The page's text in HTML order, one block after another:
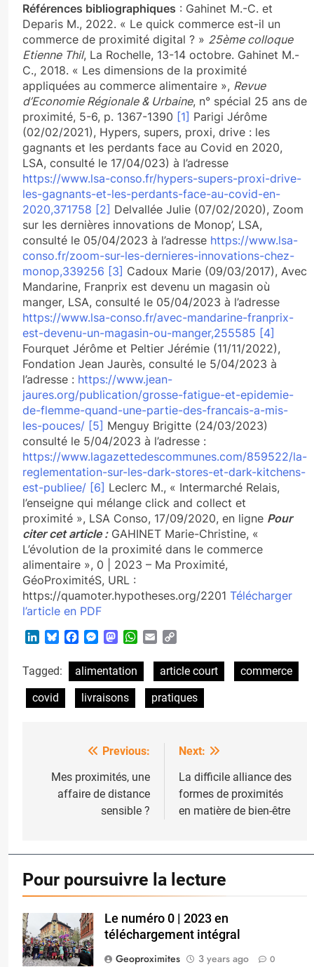
Références bibliographiques : Gahinet M.-C. et
Deparis M., 2022. « Le quick commerce est-il un
commerce de proximité digital ? » 25ème colloque
Etienne Thil, La Rochelle, 13-14 octobre. Gahinet M.-
C., 2018. « Les dimensions de la proximité
appliquées au commerce alimentaire », Revue
d’Economie Régionale & Urbaine, n° spécial 25 ans de
proximité, 5-6, p. 1367-1390 [1] Parigi Jérôme
(02/02/2021), Hypers, supers, proxi, drive : les
gagnants et les perdants face au Covid en 2020,
LSA, consulté le 17/04/023) à l’adresse
https://www.lsa-conso.fr/hypers-supers-proxi-drive-
les-gagnants-et-les-perdants-face-au-covid-en-
2020,371758 [2] Delvallée Julie (07/02/2020), Zoom
sur les dernières innovations de Monop’, LSA,
consulté le 05/04/2023 à l’adresse https://www.lsa-
conso.fr/zoom-sur-les-dernieres-innovations-chez-
monop,339256 [3] Cadoux Marie (09/03/2017), Avec
Mandarine, Franprix est devenu un magasin où
manger, LSA, consulté le 05/04/2023 à l’adresse
https://www.lsa-conso.fr/avec-mandarine-franprix-
est-devenu-un-magasin-ou-manger,255585 [4]
Fourquet Jérôme et Peltier Jérémie (11/11/2022),
Fondation Jean Jaurès, consulté le 5/04/2023 à
l’adresse : https://www.jean-
jaures.org/publication/grosse-fatigue-et-epidemie-
de-flemme-quand-une-partie-des-francais-a-mis-
les-pouces/ [5] Menguy Brigitte (24/03/2023)
consulté le 5/04/2023 à l’adresse :
https://www.lagazettedescommunes.com/859522/la-
reglementation-sur-les-dark-stores-et-dark-kitchens-
est-publiee/ [6] Leclerc M., « Intermarché Relais,
l’enseigne qui mélange click and collect et
proximité », LSA Conso, 17/09/2020, en ligne Pour
citer cet article :GAHINET Marie-Christine, «
L’évolution de la proximité dans le commerce
alimentaire », 0 | 2023 – Ma Proximité,
GéoProximitéS, URL :
https://quamoter.hypotheses.org/2201 Télécharger
l’article en PDF
LinkedInBlueskyFacebook
Messenger
Mastodon
WhatsApp
Email
Tagged: alimentation article court
commerce
covid
livraisons pratiques
navigation
Previous:
Mes proximités, une
affaire de distance
sensible ?
Next:
La difficile alliance des
formes de proximités
en matière de bien-être
Pour poursuivre la lecture
Le numéro 0 | 2023 en
téléchargement intégral
Geoproximites
3 years ago 0